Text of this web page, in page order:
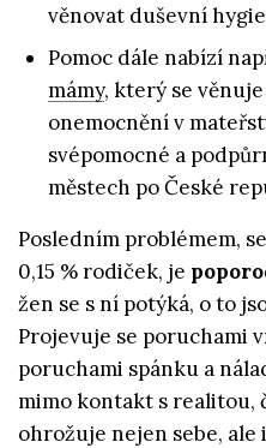
věnovat duševní
Pomoc dále nabízí
mámy, který se
onemocnění v
svépomocné a
městech po České
Posledním problémem,
0,15 % rodiček, je
žen se s ní potýká, o to
Projevuje se poruchami
poruchami spánku a
mimo kontakt s realitou,
ohrožuje nejen sebe,